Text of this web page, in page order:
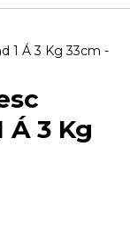
1 Á 3 Kg 33cm -
Á 3 Kg